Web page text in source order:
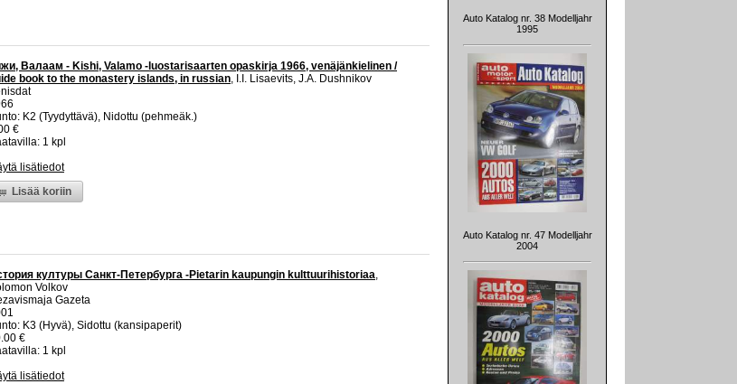
Валаам - Kishi, Valamo -luostarisaarten opaskirja 1966, venäjänkielinen /
book to the monastery islands, in russian, I.I. Lisaevits, J.A. Dushnikov
K2 (Tyydyttävä), Nidottu (pehmeäk.)
€
1 kpl
lisätiedot
Lisää koriin
културы Санкт-Петербурга -Pietarin kaupungin kulttuurihistoriaa,
Volkov
Gazeta
K3 (Hyvä), Sidottu (kansipaperit)
€
1 kpl
lisätiedot
Auto Katalog nr. 38 Modelljahr
1995
Auto Katalog nr. 47 Modelljahr
2004